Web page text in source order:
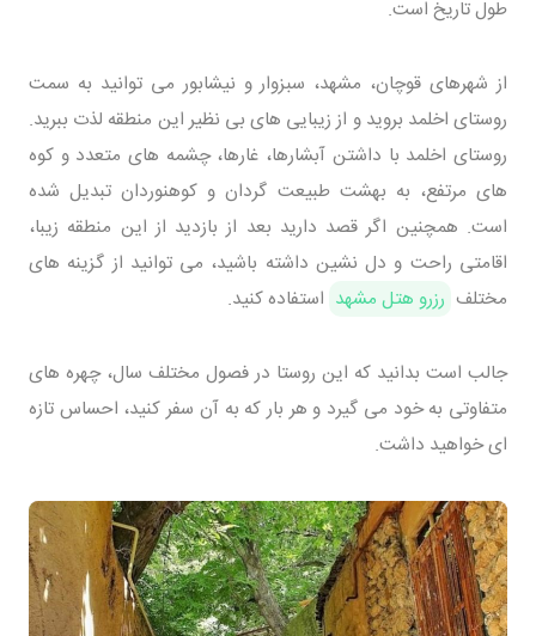
طول تاریخ است.
از شهرهای قوچان، مشهد، سبزوار و نیشابور می توانید به سمت
روستای اخلمد بروید و از زیبایی های بی نظیر این منطقه لذت ببرید.
روستای اخلمد با داشتن آبشارها، غارها، چشمه های متعدد و کوه
های مرتفع، به بهشت طبیعت گردان و کوهنوردان تبدیل شده
است. همچنین اگر قصد دارید بعد از بازدید از این منطقه زیبا،
اقامتی راحت و دل نشین داشته باشید، می توانید از گزینه های
مختلف رزرو هتل مشهد استفاده کنید.
جالب است بدانید که این روستا در فصول مختلف سال، چهره های
متفاوتی به خود می گیرد و هر بار که به آن سفر کنید، احساس تازه
ای خواهید داشت.